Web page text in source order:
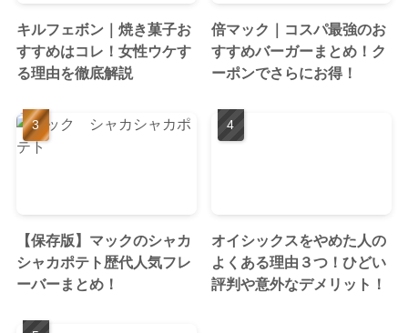
キルフェボン｜焼き菓子お
すすめはコレ！女性ウケす
る理由を徹底解説
倍マック｜コスパ最強のお
すすめバーガーまとめ！ク
ーポンでさらにお得！
【保存版】マックのシャカ
シャカポテト歴代人気フレ
ーバーまとめ！
オイシックスをやめた人の
よくある理由３つ！ひどい
評判や意外なデメリット！